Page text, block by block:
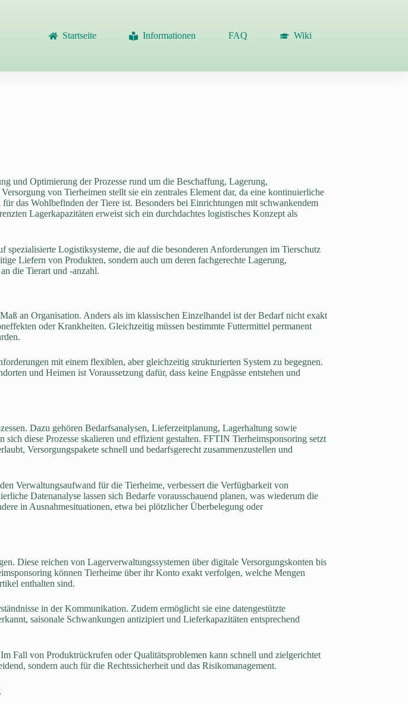
Startseite Informationen FAQ Wiki
und Optimierung der Prozesse rund um die Beschaffung, Lagerung,
von Tierheimen stellt sie ein zentrales Element dar, da eine kontinuierliche
das Wohlbefinden der Tiere ist. Besonders bei Einrichtungen mit schwankendem
Lagerkapazitäten erweist sich ein durchdachtes logistisches Konzept als
Logistiksysteme, die auf die besonderen Anforderungen im Tierschutz
Liefern von Produkten, sondern auch um deren fachgerechte Lagerung,
die Tierart und -anzahl.
an Organisation. Anders als im klassischen Einzelhandel ist der Bedarf nicht exakt
oder Krankheiten. Gleichzeitig müssen bestimmte Futtermittel permanent
mit einem flexiblen, aber gleichzeitig strukturierten System zu begegnen.
und Heimen ist Voraussetzung dafür, dass keine Engpässe entstehen und
Dazu gehören Bedarfsanalysen, Lieferzeitplanung, Lagerhaltung sowie
sich diese Prozesse skalieren und effizient gestalten. FFTIN Tierheimsponsoring setzt
Versorgungspakete schnell und bedarfsgerecht zusammenzustellen und
Verwaltungsaufwand für die Tierheime, verbessert die Verfügbarkeit von
Datenanalyse lassen sich Bedarfe vorausschauend planen, was wiederum die
in Ausnahmesituationen, etwa bei plötzlicher Überbelegung oder
Diese reichen von Lagerverwaltungssystemen über digitale Versorgungskonten bis
können Tierheime über ihr Konto exakt verfolgen, welche Mengen
enthalten sind.
in der Kommunikation. Zudem ermöglicht sie eine datengestützte
saisonale Schwankungen antizipiert und Lieferkapazitäten entsprechend
Fall von Produktrückrufen oder Qualitätsproblemen kann schnell und zielgerichtet
sondern auch für die Rechtssicherheit und das Risikomanagement.